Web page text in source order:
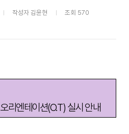
작성자 김윤현 조회 570
오리엔테이션(O.T) 실시 안내